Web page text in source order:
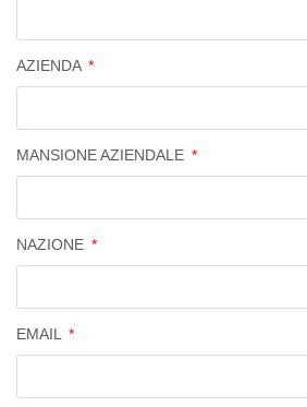
AZIENDA
MANSIONE AZIENDALE
NAZIONE
EMAIL